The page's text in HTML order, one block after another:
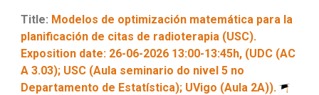
Title: Modelos de optimización matemática para la
planificación de citas de radioterapia (USC).
Exposition date: 26-06-2026 13:00-13:45h, (UDC (AC
A 3.03); USC (Aula seminario do nivel 5 no
Departamento de Estatística); UVigo (Aula 2A)).